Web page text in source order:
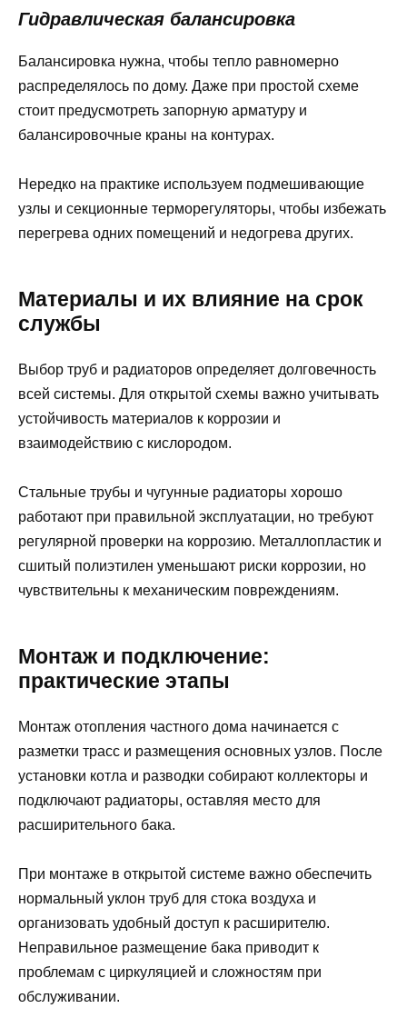
Гидравлическая балансировка
Балансировка нужна, чтобы тепло равномерно
распределялось по дому. Даже при простой схеме
стоит предусмотреть запорную арматуру и
балансировочные краны на контурах.
Нередко на практике используем подмешивающие
узлы и секционные терморегуляторы, чтобы избежать
перегрева одних помещений и недогрева других.
Материалы и их влияние на срок
службы
Выбор труб и радиаторов определяет долговечность
всей системы. Для открытой схемы важно учитывать
устойчивость материалов к коррозии и
взаимодействию с кислородом.
Стальные трубы и чугунные радиаторы хорошо
работают при правильной эксплуатации, но требуют
регулярной проверки на коррозию. Металлопластик и
сшитый полиэтилен уменьшают риски коррозии, но
чувствительны к механическим повреждениям.
Монтаж и подключение:
практические этапы
Монтаж отопления частного дома начинается с
разметки трасс и размещения основных узлов. После
установки котла и разводки собирают коллекторы и
подключают радиаторы, оставляя место для
расширительного бака.
При монтаже в открытой системе важно обеспечить
нормальный уклон труб для стока воздуха и
организовать удобный доступ к расширителю.
Неправильное размещение бака приводит к
проблемам с циркуляцией и сложностям при
обслуживании.